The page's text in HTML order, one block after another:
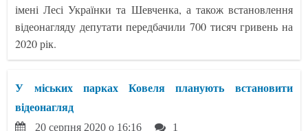
імені Лесі Українки та Шевченка, а також встановлення
відеонагляду депутати передбачили 700 тисяч гривень на
2020 рік.
У міських парках Ковеля планують встановити
відеонагляд
20 серпня 2020 о 16:16 1